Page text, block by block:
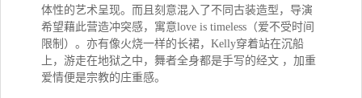
体性的艺术呈现。而且刻意混入了不同古装造型，导演
希望藉此营造冲突感，寓意love is timeless（爱不受时间
限制）。亦有像火烧一样的长裙，Kelly穿着站在沉船
上，游走在地狱之中，舞者全身都是手写的经文 ，加重
爱情便是宗教的庄重感。